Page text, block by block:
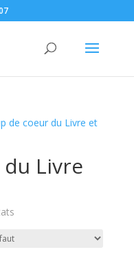
de coeur du Livre et
Livre